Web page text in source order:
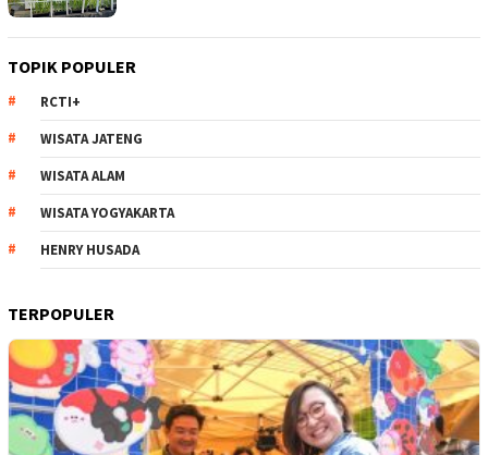
TOPIK POPULER
RCTI+
WISATA JATENG
WISATA ALAM
WISATA YOGYAKARTA
HENRY HUSADA
TERPOPULER